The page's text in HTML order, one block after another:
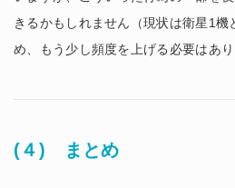
きるかもしれません（現状は衛星1機
め、もう少し頻度を上げる必要はあり
(４) まとめ